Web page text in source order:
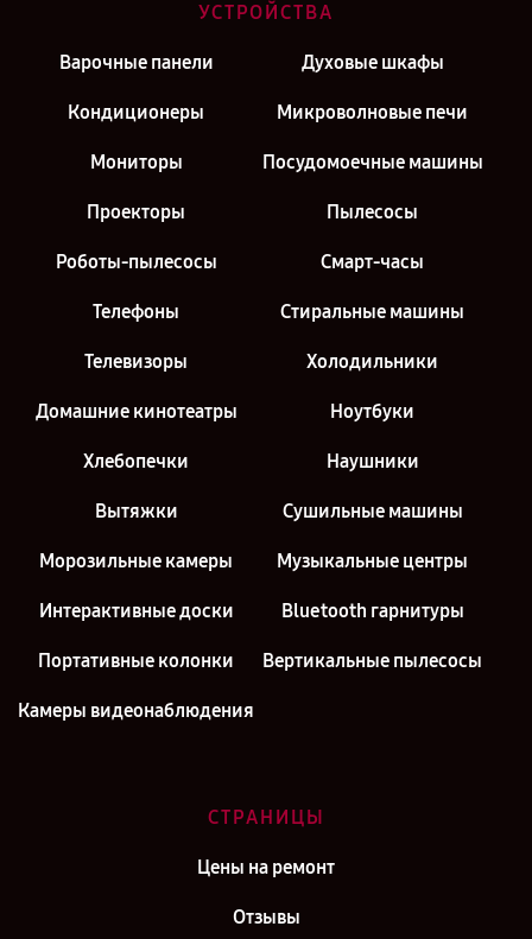
УСТРОЙСТВА
Варочные панели Духовые шкафы
Кондиционеры Микроволновые печи
Мониторы Посудомоечные машины
Проекторы Пылесосы
Роботы-пылесосы Смарт-часы
Телефоны Стиральные машины
Телевизоры Холодильники
Домашние кинотеатры Ноутбуки
Хлебопечки Наушники
Вытяжки Сушильные машины
Морозильные камеры Музыкальные центры
Интерактивные доски Bluetooth гарнитуры
Портативные колонки Вертикальные пылесосы
Камеры видеонаблюдения
СТРАНИЦЫ
Цены на ремонт
Отзывы